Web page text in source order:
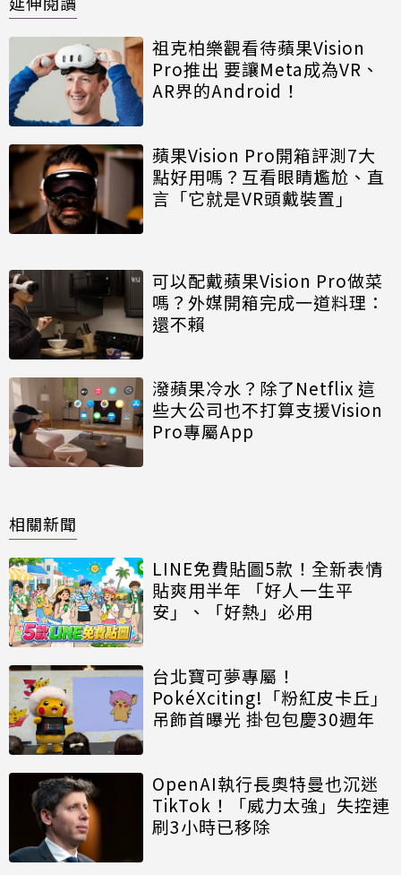
祖克柏樂觀看待蘋果Vision
Pro推出 要讓Meta成為VR、
AR界的Android！
蘋果Vision Pro開箱評測7大
點好用嗎？互看眼睛尷尬、直
言「它就是VR頭戴裝置」
可以配戴蘋果Vision Pro做菜
嗎？外媒開箱完成一道料理：
還不賴
潑蘋果冷水？除了Netflix 這
些大公司也不打算支援Vision
Pro專屬App
相關新聞
LINE免費貼圖5款！全新表情
貼爽用半年 「好人一生平
安」、「好熱」必用
台北寶可夢專屬！
PokéXciting!「粉紅皮卡丘」
吊飾首曝光 掛包包慶30週年
OpenAI執行長奧特曼也沉迷
TikTok！「威力太強」失控連
刷3小時已移除